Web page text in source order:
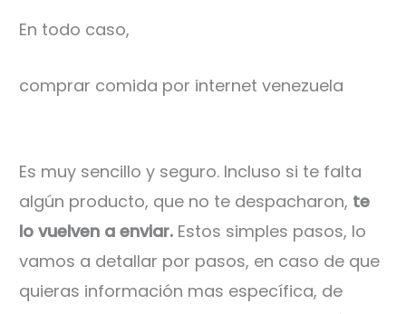
En todo caso,
comprar comida por internet venezuela
Es muy sencillo y seguro. Incluso si te falta
algún producto, que no te despacharon, te
lo vuelven a enviar. Estos simples pasos, lo
vamos a detallar por pasos, en caso de que
quieras información mas específica, de